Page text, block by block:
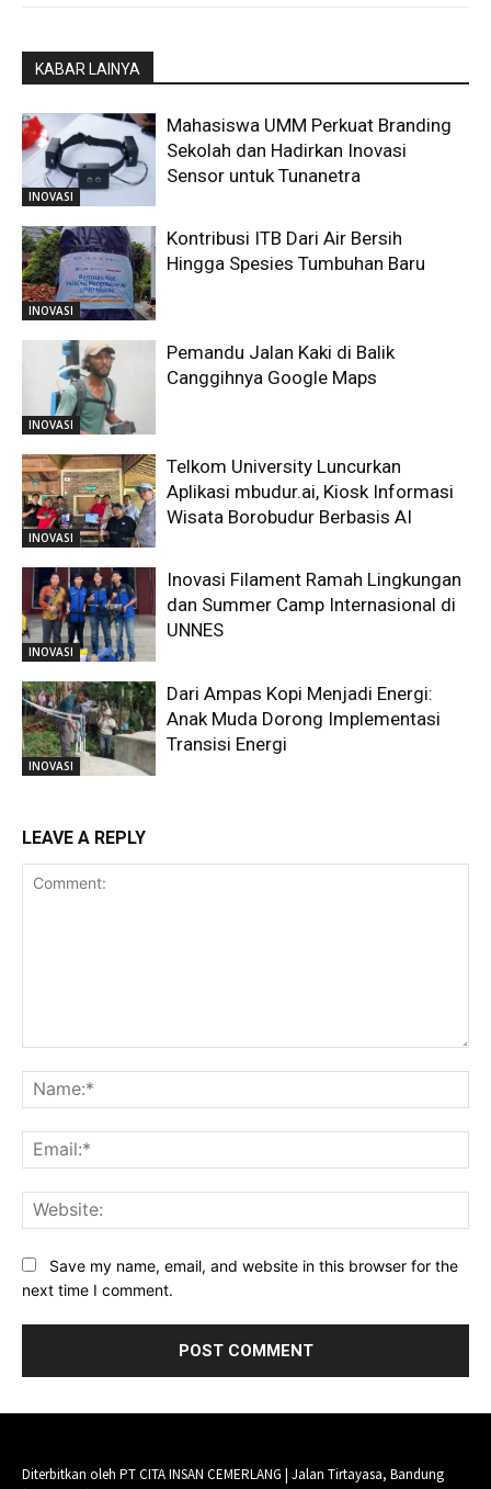
KABAR LAINYA
INOVASI
Mahasiswa UMM Perkuat Branding
Sekolah dan Hadirkan Inovasi
Sensor untuk Tunanetra
INOVASI
Kontribusi ITB Dari Air Bersih
Hingga Spesies Tumbuhan Baru
INOVASI
Pemandu Jalan Kaki di Balik
Canggihnya Google Maps
INOVASI
Telkom University Luncurkan
Aplikasi mbudur.ai, Kiosk Informasi
Wisata Borobudur Berbasis AI
INOVASI
Inovasi Filament Ramah Lingkungan
dan Summer Camp Internasional di
UNNES
INOVASI
Dari Ampas Kopi Menjadi Energi:
Anak Muda Dorong Implementasi
Transisi Energi
LEAVE A REPLY
Save my name, email, and website in this browser for the
next time I comment.
Diterbitkan oleh PT CITA INSAN CEMERLANG | Jalan Tirtayasa, Bandung